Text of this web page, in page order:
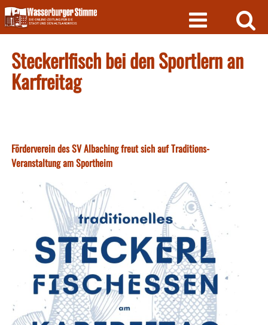
Skip
to
content
Steckerlfisch bei den Sportlern an
Karfreitag
Förderverein des SV Albaching freut sich auf Traditions-
Veranstaltung am Sportheim